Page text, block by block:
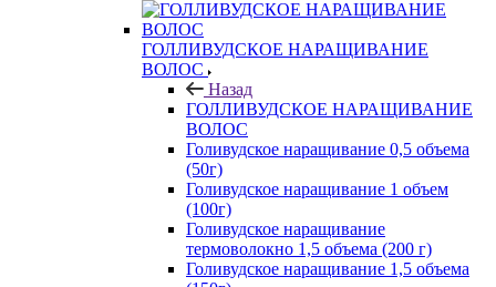
ГОЛЛИВУДСКОЕ НАРАЩИВАНИЕ
ВОЛОС
Назад
ГОЛЛИВУДСКОЕ НАРАЩИВАНИЕ
ВОЛОС
Голивудское наращивание 0,5 объема
(50г)
Голивудское наращивание 1 объем
(100г)
Голивудское наращивание
термоволокно 1,5 объема (200 г)
Голивудское наращивание 1,5 объема